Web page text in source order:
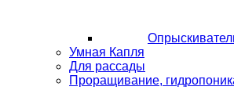
Умная Капля
Для рассады
Проращивание,